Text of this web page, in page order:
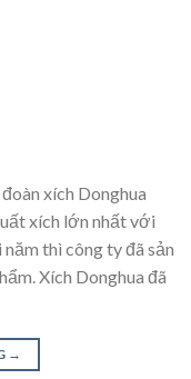
xích Donghua
xích lớn nhất với
thì công ty đã sản
Xích Donghua đã
→